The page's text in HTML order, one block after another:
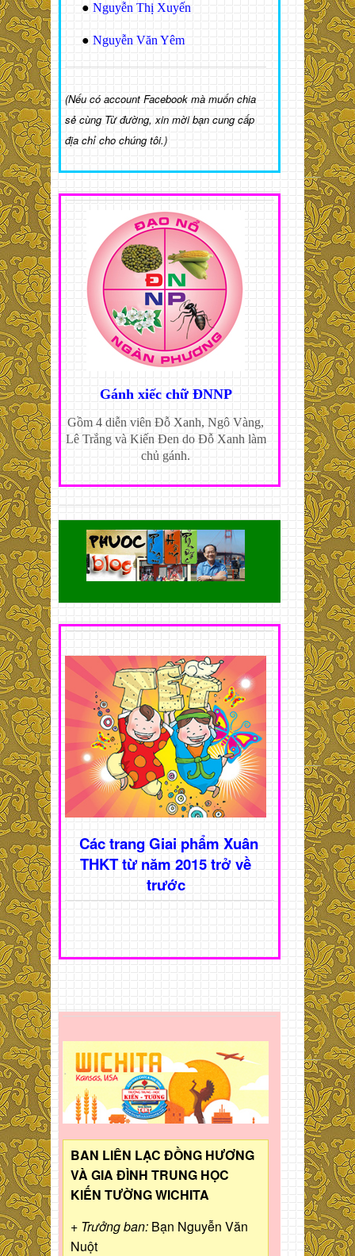
● Nguyễn Thị Xuyến
● Nguyễn Văn Yêm
(Nếu có account Facebook mà muốn chia
sẻ cùng Từ đường, xin mời bạn cung cấp
địa chỉ cho chúng tôi.)
Gánh xiếc chữ ĐNNP
Gồm 4 diễn viên Đỗ Xanh, Ngô Vàng,
Lê Trắng và Kiến Đen do Đỗ Xanh làm
chủ gánh.
Các trang Giai phẩm Xuân
THKT từ năm 2015 trở về
trước
BAN LIÊN LẠC ĐỒNG HƯƠNG
VÀ GIA ĐÌNH TRUNG HỌC
KIẾN TƯỜNG WICHITA
+ Trưởng ban: Bạn Nguyễn Văn
Nuột